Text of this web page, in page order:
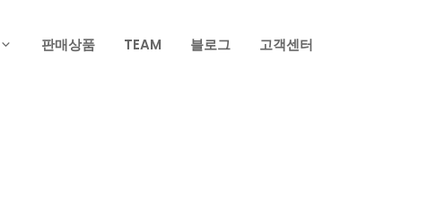
판매상품 TEAM 블로그 고객센터